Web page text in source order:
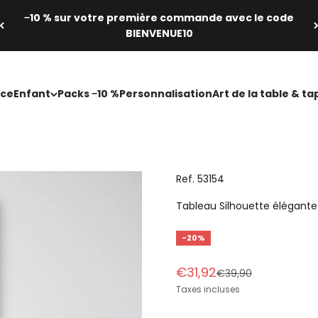
−10 % sur votre première commande avec le code
BIENVENUE10
Enfant Packs −10 %PersonnalisationArt de la table &
Ref. 53154
Tableau Silhouette élégante
-20%
Prix de vente
€31,92Prix normal
€39,90
Taxes incluses